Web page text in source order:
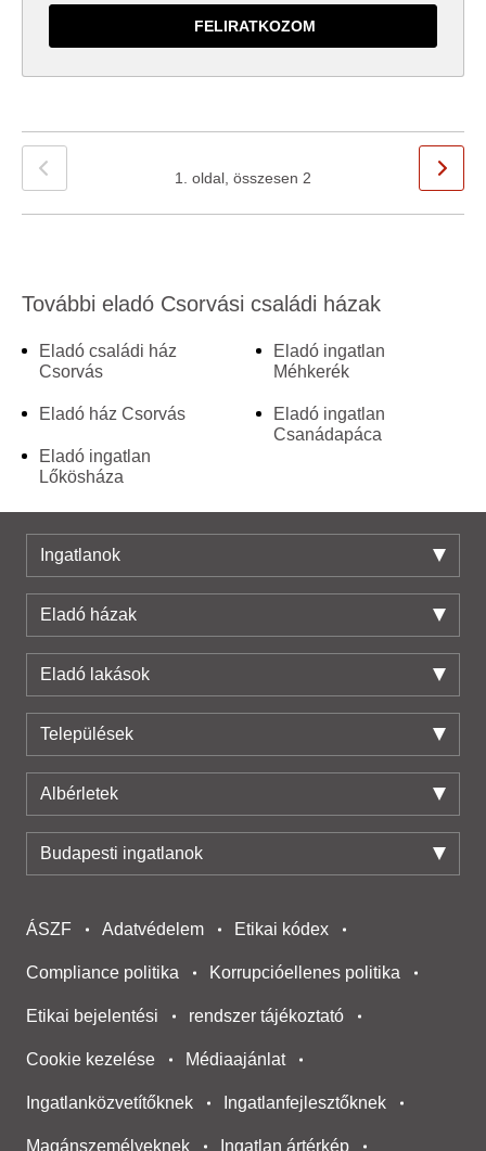
1. oldal, összesen 2
További eladó Csorvási családi házak
Eladó családi ház
Csorvás
Eladó ház Csorvás
Eladó ingatlan
Lőkösháza
Eladó ingatlan
Méhkerék
Eladó ingatlan
Csanádapáca
Ingatlanok
Eladó házak
Eladó lakások
Települések
Albérletek
Budapesti ingatlanok
ÁSZF Adatvédelem Etikai kódex
Compliance politika Korrupcióellenes politika
Etikai bejelentési rendszer tájékoztató
Cookie kezelése Médiaajánlat
Ingatlanközvetítőknek Ingatlanfejlesztőknek
Magánszemélyeknek Ingatlan ártérkép